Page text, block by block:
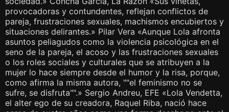
provocadoras y contundentes, reflejan conflictos de
pareja, frustraciones sexuales, machismos encubiertos y
situaciones delirantes.» Pilar Vera «Aunque Lola afronta
asuntos peliagudos como la violencia psicológica en el
seno de la pareja, el acoso y las frustraciones sexuales
o los roles sociales y culturales que se atribuyen a la
mujer lo hace siempre desde el humor y la risa, porque,
como afirma la misma autora, ""el feminismo no se
sufre, se disfruta"".» Sergio Andreu, EFE «Lola Vendetta,
el alter ego de su creadora, Raquel Riba, nació hace